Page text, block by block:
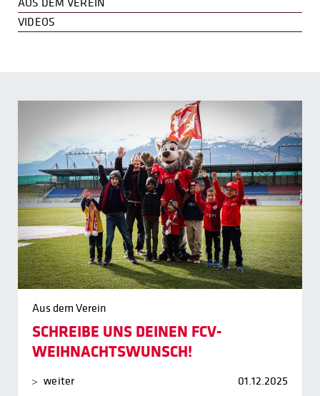
AUS DEM VEREIN
VIDEOS
Aus dem Verein
SCHREIBE UNS DEINEN FCV-
WEIHNACHTSWUNSCH!
weiter 01.12.2025